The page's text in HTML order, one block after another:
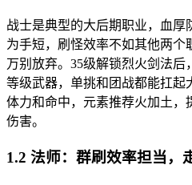
战士是典型的大后期职业，血厚
为手短，刷怪效率不如其他两
万别放弃。35级解锁烈火剑法
等级武器，单挑和团战都能扛起
体力和命中，元素推荐火加土，
伤害。
1.2 法师：群刷效率担当，